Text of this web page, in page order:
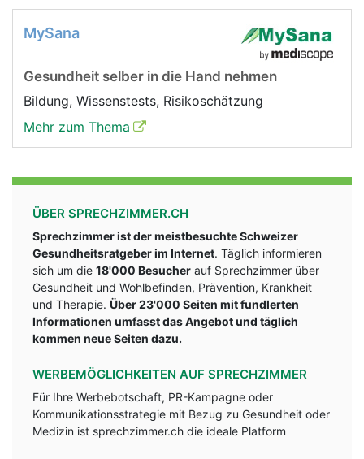
MySana
Gesundheit selber in die Hand nehmen
Bildung, Wissenstests, Risikoschätzung
Mehr zum Thema
ÜBER SPRECHZIMMER.CH
Sprechzimmer ist der meistbesuchte Schweizer
Gesundheitsratgeber im Internet. Täglich informieren
sich um die 18'000 Besucher auf Sprechzimmer über
Gesundheit und Wohlbefinden, Prävention, Krankheit
und Therapie. Über 23'000 Seiten mit fundlerten
Informationen umfasst das Angebot und täglich
kommen neue Seiten dazu.
WERBEMÖGLICHKEITEN AUF SPRECHZIMMER
Für Ihre Werbebotschaft, PR-Kampagne oder
Kommunikationsstrategie mit Bezug zu Gesundheit oder
Medizin ist sprechzimmer.ch die ideale Platform